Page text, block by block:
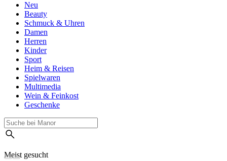
Neu
Beauty
Schmuck & Uhren
Damen
Herren
Kinder
Sport
Heim & Reisen
Spielwaren
Multimedia
Wein & Feinkost
Geschenke
Meist gesucht